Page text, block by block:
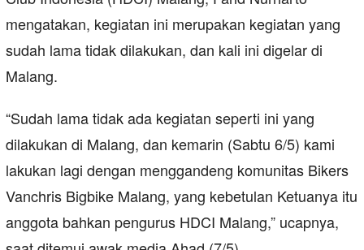
mengatakan, kegiatan ini merupakan kegiatan yang
sudah lama tidak dilakukan, dan kali ini digelar di
Malang.
“Sudah lama tidak ada kegiatan seperti ini yang
dilakukan di Malang, dan kemarin (Sabtu 6/5) kami
lakukan lagi dengan menggandeng komunitas Bikers
Vanchris Bigbike Malang, yang kebetulan Ketuanya itu
anggota bahkan pengurus HDCI Malang,” ucapnya,